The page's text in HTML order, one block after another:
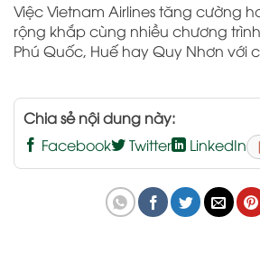
Việc Vietnam Airlines tăng cường
rộng khắp cùng nhiều chương
Phú Quốc, Huế hay Quy Nhơn với
Chia sẻ nội dung này:
Facebook
Twitter LinkedIn